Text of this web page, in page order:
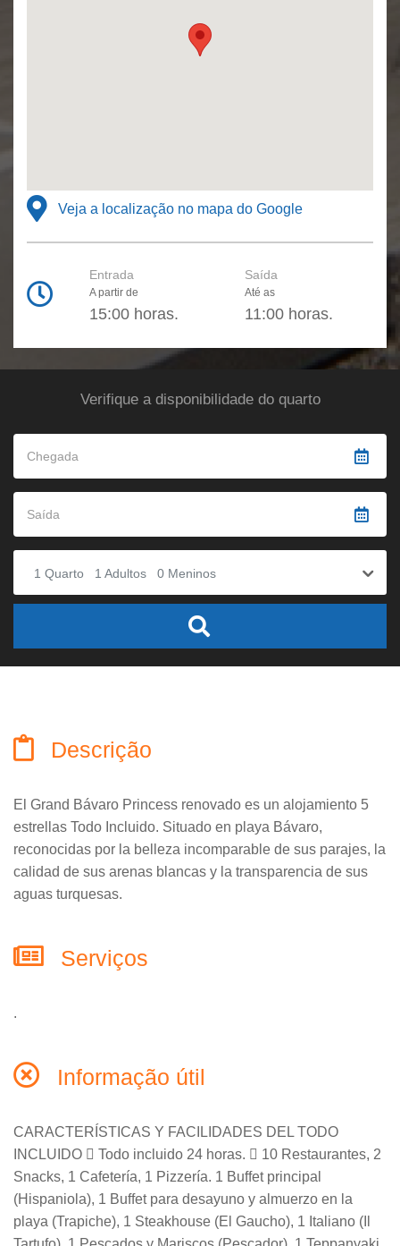
Veja a localização no mapa do Google
Entrada
A partir de
15:00 horas.
Saída
Até as
11:00 horas.
Verifique a disponibilidade do quarto
1 Quarto 1 Adultos 0 Meninos
Descrição
El Grand Bávaro Princess renovado es un alojamiento 5
estrellas Todo Incluido. Situado en playa Bávaro,
reconocidas por la belleza incomparable de sus parajes, la
calidad de sus arenas blancas y la transparencia de sus
aguas turquesas.
Serviços
.
Informação útil
CARACTERÍSTICAS Y FACILIDADES DEL TODO
INCLUIDO  Todo incluido 24 horas.  10 Restaurantes, 2
Snacks, 1 Cafetería, 1 Pizzería. 1 Buffet principal
(Hispaniola), 1 Buffet para desayuno y almuerzo en la
playa (Trapiche), 1 Steakhouse (El Gaucho), 1 Italiano (Il